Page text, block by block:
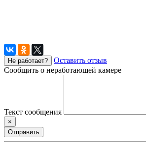
Не работает?
Оставить отзыв
Сообщить о неработающей камере
Текст сообщения
×
Отправить